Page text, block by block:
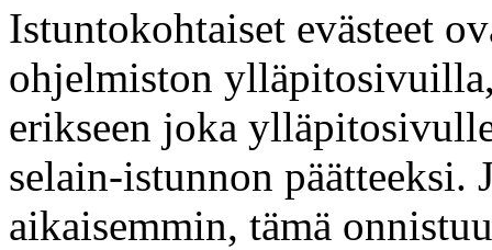
Istuntokohtaiset evästeet
ohjelmiston
erikseen joka
selain-istunnon päätteeksi.
aikaisemmin, tämä